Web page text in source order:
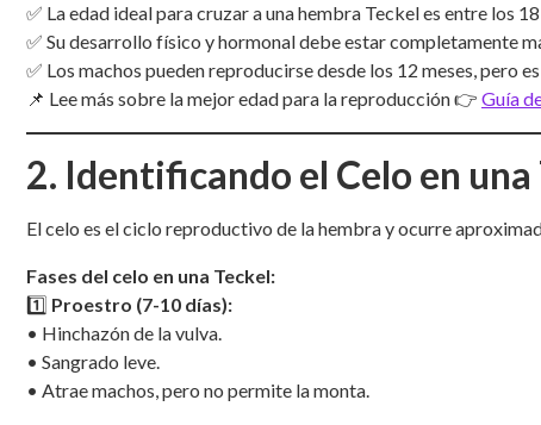
✅ La edad ideal para cruzar a una hembra Teckel es entre los
✅ Su desarrollo físico y hormonal debe estar completamente
✅ Los machos pueden reproducirse desde los 12 meses, pero
📌 Lee más sobre la mejor edad para la reproducción 👉 Guía
2. Identificando el Celo en una
El celo es el ciclo reproductivo de la hembra y ocurre
Fases del celo en una Teckel:
1️⃣ Proestro (7-10 días):
• Hinchazón de la vulva.
• Sangrado leve.
• Atrae machos, pero no permite la monta.